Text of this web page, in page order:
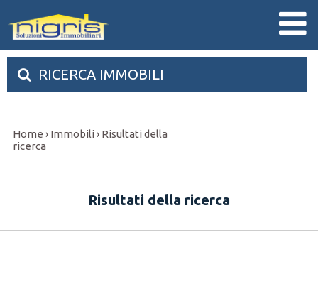
RICERCA IMMOBILI
Home › Immobili› Risultati della
ricerca
Risultati della ricerca